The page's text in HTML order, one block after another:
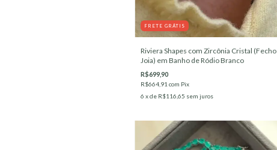
FRETE GRÁTIS
Riviera Shapes com Zircônia Cristal (Fecho
Joia) em Banho de Ródio Branco
R$699,90
R$664,91 com Pix
6 x de R$116,65 sem juros